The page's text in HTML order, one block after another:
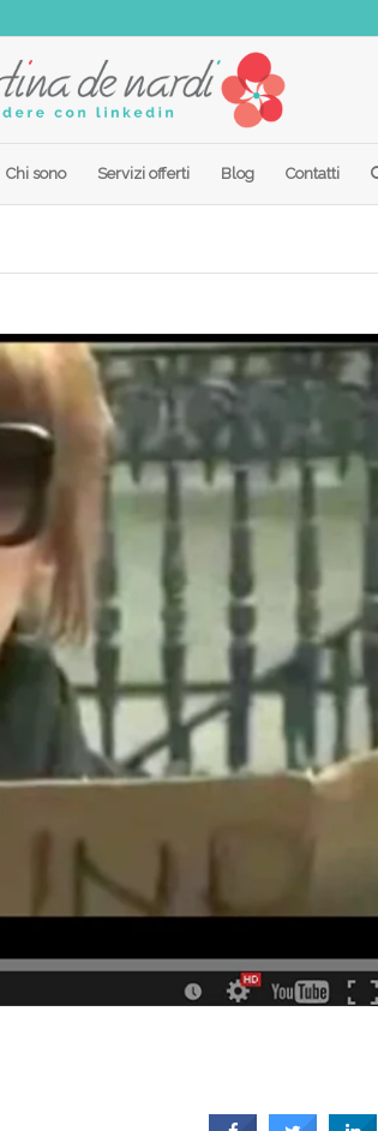
Chi sono Servizi offerti Blog Contatti